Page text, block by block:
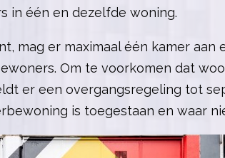
in één en dezelfde woning.
mag er maximaal één kamer aan
Om te voorkomen dat
er een overgangsregeling tot
is toegestaan en waar